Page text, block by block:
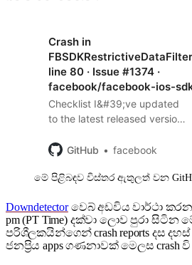
Crash in
line 80 · Issue #1374 ·
facebook/facebook-ios-
Checklist I&#39;ve updated
to the latest released version
experiencing this on an older
FBSDK 6.5.0. I do not know if
issue...
GitHub facebook
මේ පිළිබඳව විස්තර ඇතුලත් වන
Downdetectorවෙබ් අඩවිය වාර්ථා කරන
pm (PT Time) දක්වා ලොව පුරා සිටින
පරිශීලකයින්ගෙන් crash reports දස
ජනප්‍රිය apps ගණනාවක් මෙලස